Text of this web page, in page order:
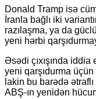
Donald Tramp isə
İranla bağlı iki
razılaşma, ya da
yeni hərbi
Əsədi çıxışında
yeni qarşıdurma üçün
lakin bu barədə
ABŞ-ın yenidən